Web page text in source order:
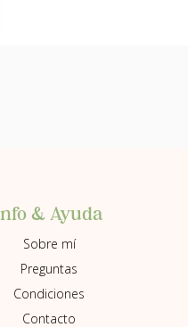
& Ayuda
Sobre mí
Preguntas
Condiciones
Contacto